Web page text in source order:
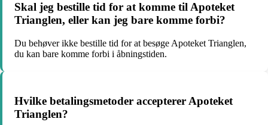
Skal jeg bestille tid for at komme til Apoteket
Trianglen, eller kan jeg bare komme forbi?
Du behøver ikke bestille tid for at besøge Apoteket Trianglen,
du kan bare komme forbi i åbningstiden.
Hvilke betalingsmetoder accepterer Apoteket
Trianglen?